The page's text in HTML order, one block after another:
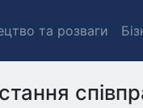
та розваги